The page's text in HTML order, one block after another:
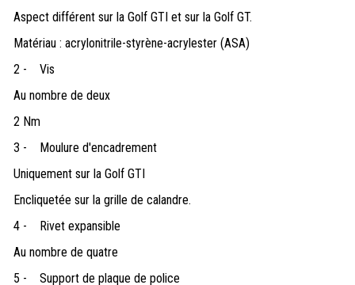
Aspect différent sur la Golf GTI et sur la Golf GT.
Matériau : acrylonitrile-styrène-acrylester (ASA)
2 -
Vis
Au nombre de deux
2 Nm
3 -
Moulure d'encadrement
Uniquement sur la Golf GTI
Encliquetée sur la grille de calandre.
4 -
Rivet expansible
Au nombre de quatre
5 -
Support de plaque de police